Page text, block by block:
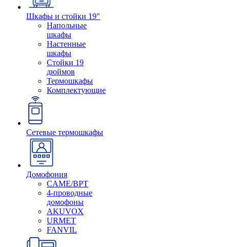
Шкафы и стойки 19"
Напольные
шкафы
Настенные
шкафы
Стойки 19
дюймов
Термошкафы
Комплектующие
Сетевые термошкафы
Домофония
CAME/BPT
4-проводные
домофоны
AKUVOX
URMET
FANVIL